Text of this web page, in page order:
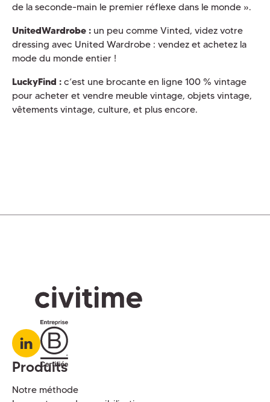
de la seconde-main le premier réflexe dans le monde ».
UnitedWardrobe : un peu comme Vinted, videz votre
dressing avec United Wardrobe : vendez et achetez la
mode du monde entier !
LuckyFind : c’est une brocante en ligne 100 % vintage
pour acheter et vendre meuble vintage, objets vintage,
vêtements vintage, culture, et plus encore.
Produits
Notre méthode